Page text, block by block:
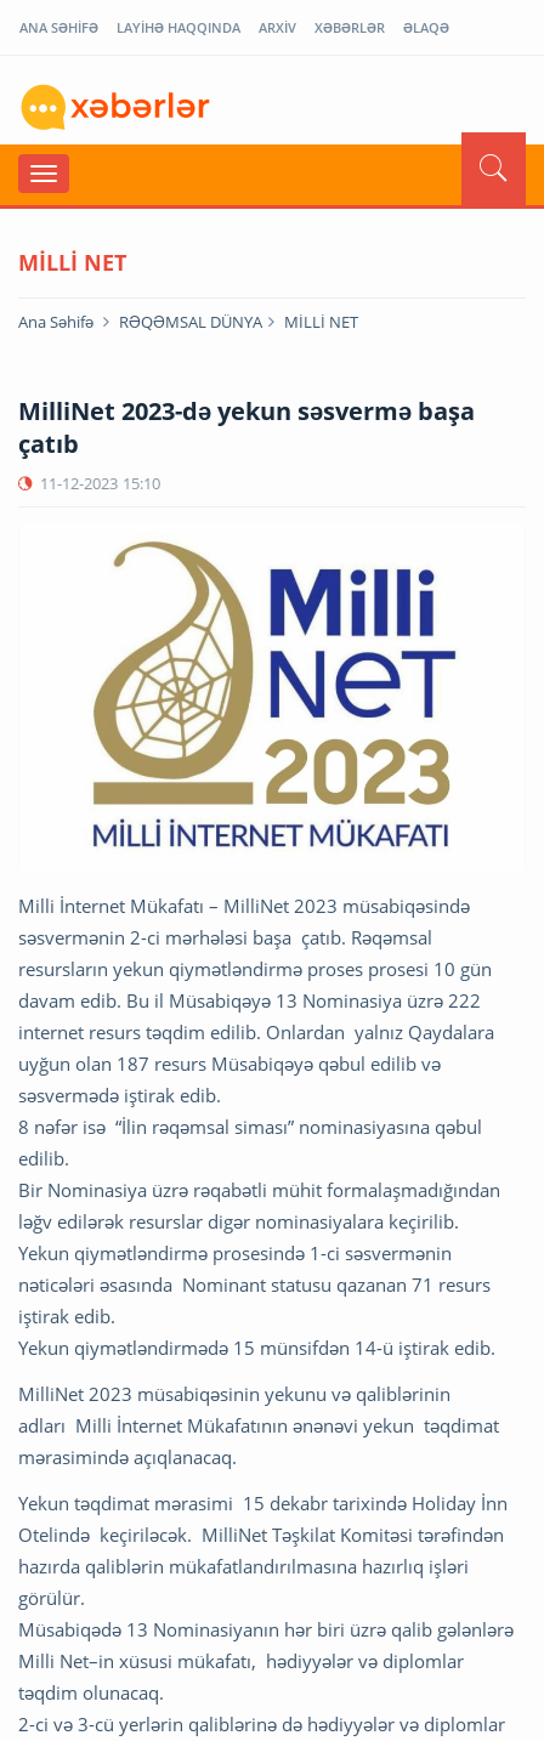
ANA SƏHİFƏ LAYİHƏ HAQQINDA ARXİV XƏBƏRLƏR ƏLAQƏ
MİLLİ NET
Ana Səhifə RƏQƏMSAL DÜNYA MİLLİ NET
MilliNet 2023-də yekun səsvermə başa
çatıb
11-12-2023 15:10
Milli İnternet Mükafatı – MilliNet 2023 müsabiqəsində
səsvermənin 2-ci mərhələsi başa çatıb. Rəqəmsal
resursların yekun qiymətləndirmə proses prosesi 10 gün
davam edib. Bu il Müsabiqəyə 13 Nominasiya üzrə 222
internet resurs təqdim edilib. Onlardan yalnız Qaydalara
uyğun olan 187 resurs Müsabiqəyə qəbul edilib və
səsvermədə iştirak edib.
8 nəfər isə “İlin rəqəmsal siması” nominasiyasına qəbul
edilib.
Bir Nominasiya üzrə rəqabətli mühit formalaşmadığından
ləğv edilərək resurslar digər nominasiyalara keçirilib.
Yekun qiymətləndirmə prosesində 1-ci səsvermənin
nəticələri əsasında Nominant statusu qazanan 71 resurs
iştirak edib.
Yekun qiymətləndirmədə 15 münsifdən 14-ü iştirak edib.
MilliNet 2023 müsabiqəsinin yekunu və qaliblərinin
adları Milli İnternet Mükafatının ənənəvi yekun təqdimat
mərasimində açıqlanacaq.
Yekun təqdimat mərasimi 15 dekabr tarixində Holiday İnn
Otelində keçiriləcək. MilliNet Təşkilat Komitəsi tərəfindən
hazırda qaliblərin mükafatlandırılmasına hazırlıq işləri
görülür.
Müsabiqədə 13 Nominasiyanın hər biri üzrə qalib gələnlərə
Milli Net–in xüsusi mükafatı, hədiyyələr və diplomlar
təqdim olunacaq.
2-ci və 3-cü yerlərin qaliblərinə də hədiyyələr və diplomlar